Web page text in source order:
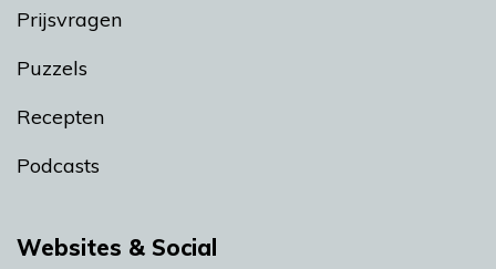
Prijsvragen
Puzzels
Recepten
Podcasts
Websites & Social